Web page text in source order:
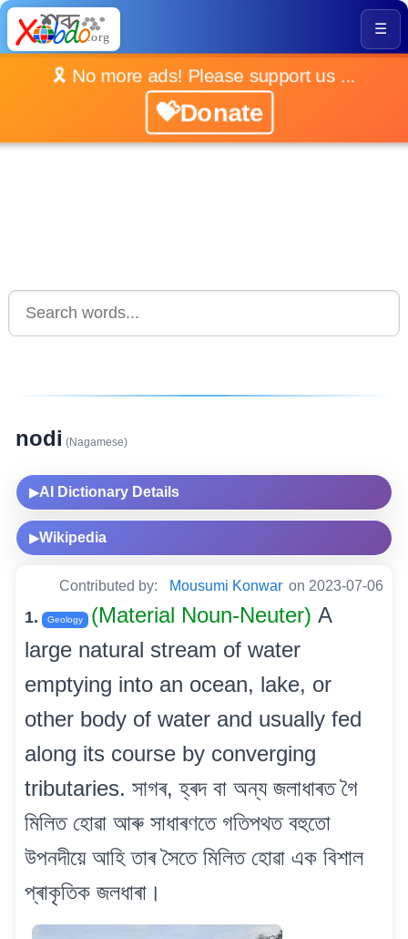
☰
🎗️ No more ads! Please support us ...
💝Donate
nodi (Nagamese)
▶AI Dictionary Details
▶Wikipedia
Contributed by: Mousumi Konwar on 2023-07-06
1. Geology (Material Noun-Neuter) A
large natural stream of water
emptying into an ocean, lake, or
other body of water and usually fed
along its course by converging
tributaries. সাগৰ, হ্ৰদ বা অন্য জলাধাৰত গৈ
মিলিত হোৱা আৰু সাধাৰণতে গতিপথত বহুতো
উপনদীয়ে আহি তাৰ সৈতে মিলিত হোৱা এক বিশাল
প্ৰাকৃতিক জলধাৰা।